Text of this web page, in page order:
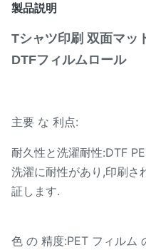
製品説明
Tシャツ印刷 双面マッ
DTFフィルムロール
主要 な 利点:
耐久性と洗濯耐性:DTF
洗濯に耐性があり,印刷さ
証します.
色 の 精度:PET フィルム